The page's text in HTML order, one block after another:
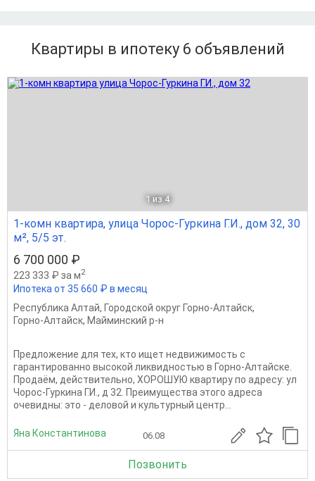
Квартиры в ипотеку 6 объявлений
1 из 4
1-комн квартира, улица Чорос-Гуркина Г.И., дом 32, 30
м², 5/5 эт.
6 700 000 ₽
223 333 ₽ за м2
Ипотека от 35 660 ₽ в месяц
Республика Алтай, Городской округ Горно-Алтайск,
Горно-Алтайск, Майминский р-н
Предложение для тех, кто ищет недвижимость с
гарантированно высокой ликвидностью в Горно-Алтайске.
Продаём, действительно, ХОРОШУЮ квартиру по адресу: ул
Чорос-Гуркина Г.И., д 32. Преимущества этого адреса
очевидны: это - деловой и культурный центр...
Яна Константинова 06.08
Позвонить